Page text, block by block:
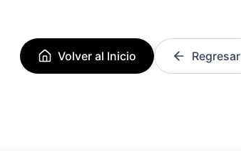
Volver al Inicio Regresar